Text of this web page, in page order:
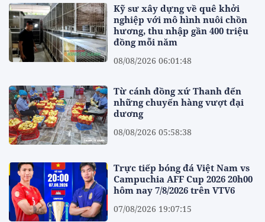
Kỹ sư xây dựng về quê khởi
nghiệp với mô hình nuôi chồn
hương, thu nhập gần 400 triệu
đồng mỗi năm
08/08/2026 06:01:48
Từ cánh đồng xứ Thanh đến
những chuyến hàng vượt đại
dương
08/08/2026 05:58:38
Trực tiếp bóng đá Việt Nam vs
Campuchia AFF Cup 2026 20h00
hôm nay 7/8/2026 trên VTV6
07/08/2026 19:07:15